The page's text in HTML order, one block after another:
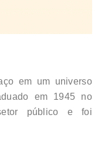
em um universo
em 1945 no
público e foi